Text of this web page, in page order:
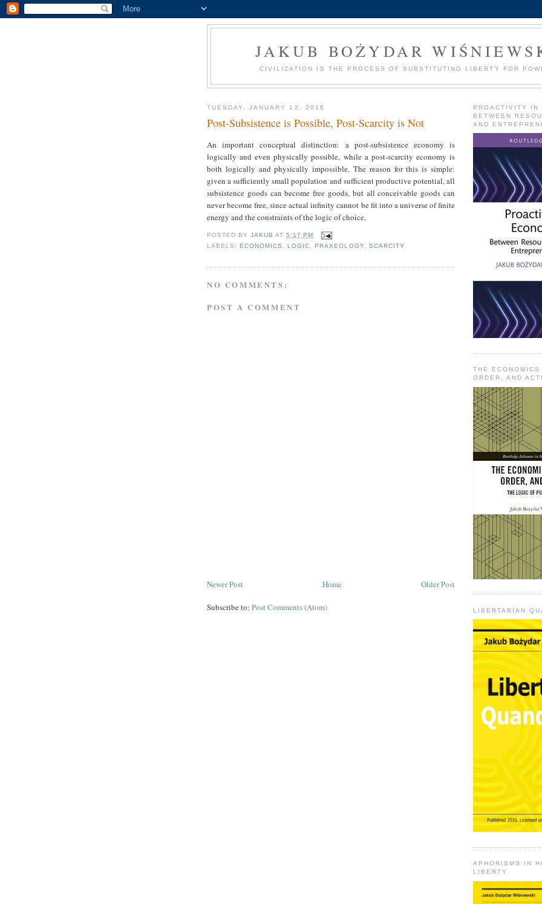
JAKUB BOŻYDAR
CIVILIZATION IS THE PROCESS OF SUBSTITUTING LIBERTY FOR
TUESDAY, JANUARY 12, 2016
Post-Subsistence is Possible, Post-Scarcity is Not
An important conceptual distinction: a post-subsistence economy is
logically and even physically possible, while a post-scarcity economy is
both logically and physically impossible. The reason for this is simple:
given a sufficiently small population and sufficient productive potential, all
subsistence goods can become free goods, but all conceivable goods can
never become free, since actual infinity cannot be fit into a universe of finite
energy and the constraints of the logic of choice.
POSTED BYJAKUB AT5:17 PM
LABELS:ECONOMICS ,LOGIC ,PRAXEOLOGY, SCARCITY
NO COMMENTS:
POST A COMMENT
Newer Post Older Post
Home
Subscribe to: Post Comments (Atom)
PROACTIVITY IN
BETWEEN
AND
THE
ORDER, AND
LIBERTARIAN
APHORISMS IN
LIBERTY